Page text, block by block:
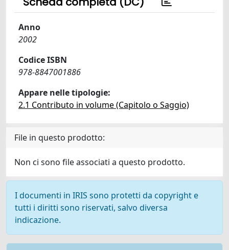
Anno
2002
Codice ISBN
978-8847001886
Appare nelle tipologie:
2.1 Contributo in volume (Capitolo o Saggio)
File in questo prodotto:
Non ci sono file associati a questo prodotto.
I documenti in IRIS sono protetti da copyright e
tutti i diritti sono riservati, salvo diversa
indicazione.